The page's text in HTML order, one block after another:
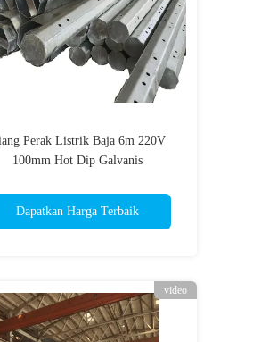
Perak Listrik Baja 6m 220V
100mm Hot Dip Galvanis
Dapatkan Harga Terbaik
video